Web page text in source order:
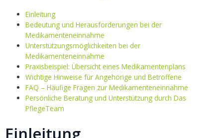
Einleitung
Bedeutung und Herausforderungen bei der
Medikamenteneinnahme
Unterstützungsmöglichkeiten bei der
Medikamenteneinnahme
Praxisbeispiel: Übersicht eines Medikamentenplans
Wichtige Hinweise für Angehörige und Betroffene
FAQ – Häufige Fragen zur Medikamenteneinnahme
Persönliche Beratung und Unterstützung durch Das
PflegeTeam
Einleitung